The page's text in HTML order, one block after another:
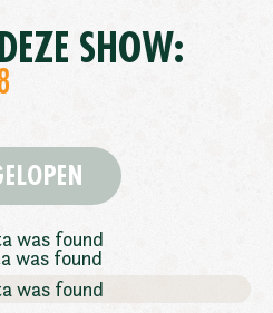
SHOW:
was found
was found
was found